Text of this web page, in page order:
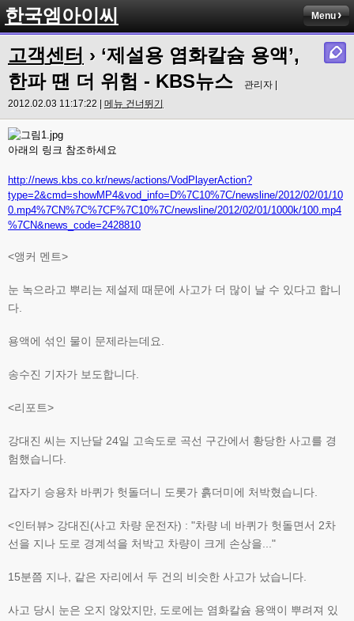
한국엠아이씨 Menu
고객센터 › ‘제설용 염화칼슘 용액’,
한파 땐 더 위험 - KBS뉴스
관리자 |
2012.02.03 11:17:22 | 메뉴 건너뛰기
아래의 링크 참조하세요
http://news.kbs.co.kr/news/actions/VodPlayerAction?
type=2&cmd=showMP4&vod_info=D%7C10%7C/newsline/2012/02/01/10
0.mp4%7CN%7C%7CF%7C10%7C/newsline/2012/02/01/1000k/100.mp4
%7CN&news_code=2428810
<앵커 멘트>
눈 녹으라고 뿌리는 제설제 때문에 사고가 더 많이 날 수 있다고 합니
다.
용액에 섞인 물이 문제라는데요.
송수진 기자가 보도합니다.
<리포트>
강대진 씨는 지난달 24일 고속도로 곡선 구간에서 황당한 사고를 경
험했습니다.
갑자기 승용차 바퀴가 헛돌더니 도롯가 흙더미에 처박혔습니다.
<인터뷰> 강대진(사고 차량 운전자) : "차량 네 바퀴가 헛돌면서 2차
선을 지나 도로 경계석을 처박고 차량이 크게 손상을..."
15분쯤 지나, 같은 자리에서 두 건의 비슷한 사고가 났습니다.
사고 당시 눈은 오지 않았지만, 도로에는 염화칼슘 용액이 뿌려져 있